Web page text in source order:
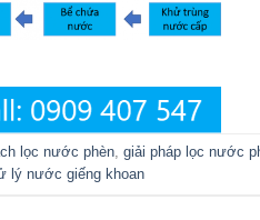
lọc nước phèn, giải pháp lọc nước
lý nước giếng khoan